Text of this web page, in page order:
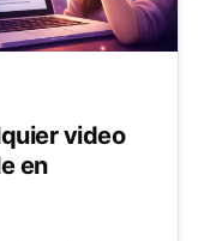
video
en